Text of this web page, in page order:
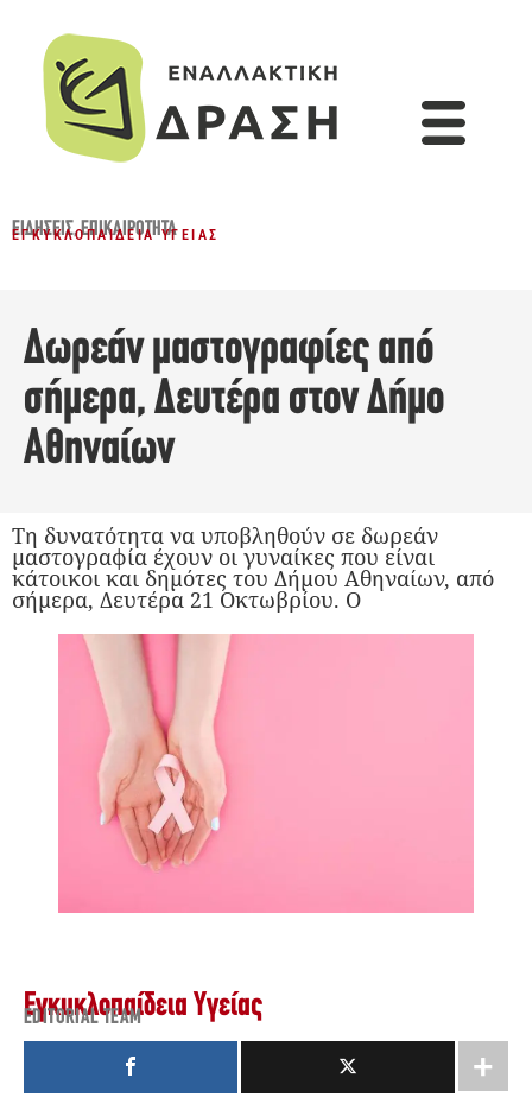
ΕΙΔΉΣΕΙΣ,ΕΠΙΚΑΙΡΌΤΗΤΑ
ΕΓΚΥΚΛΟΠΑΊΔΕΙΑ ΥΓΕΊΑΣ
Δωρεάν μαστογραφίες από
σήμερα, Δευτέρα στον Δήμο
Αθηναίων
Τη δυνατότητα να υποβληθούν σε δωρεάν
μαστογραφία έχουν οι γυναίκες που είναι
κάτοικοι και δημότες του Δήμου Αθηναίων, από
σήμερα, Δευτέρα 21 Οκτωβρίου. Ο
Εγκυκλοπαίδεια Υγείας
EDITORIAL TEAM